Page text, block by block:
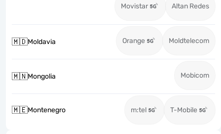
Movistar Altan Redes
🇲🇩Moldavia Orange Moldtelecom
🇲🇳Mongolia Mobicom
🇲🇪Montenegro m:tel T-Mobile